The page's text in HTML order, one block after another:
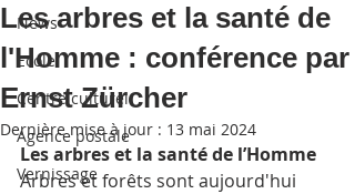
News
Ecole
Centre culturel
Agence postale
Vernissage
Les arbres et la santé de
l'Homme : conférence par
Ernst Zürcher
Dernière mise à jour : 13 mai 2024
Les arbres et la santé de l’Homme
Arbres et forêts sont aujourd'hui